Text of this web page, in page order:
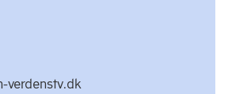
verdenstv.dk